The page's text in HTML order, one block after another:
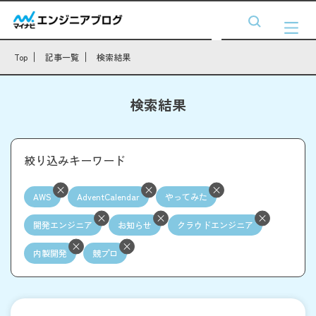
Top 記事一覧 検索結果
検索結果
絞り込みキーワード
AWS AdventCalendar やってみた
開発エンジニア お知らせ クラウドエンジニア
内製開発 競プロ